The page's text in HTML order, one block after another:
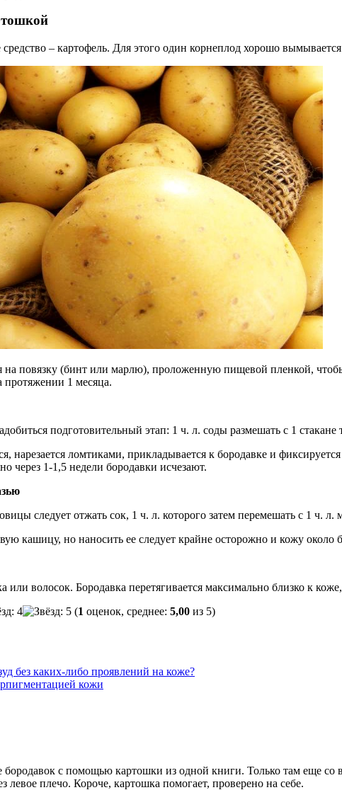
– картофель. Для этого один корнеплод хорошо
повязку (бинт или марлю), проложенную пищевой пленкой,
протяжении 1 месяца.
подготовительный этап: 1 ч. л. соды размешать с 1
нарезается ломтиками, прикладывается к бородавке и
через 1-1,5 недели бородавки исчезают.
следует отжать сок, 1 ч. л. которого затем перемешать с 1 ч.
кашицу, но наносить ее следует крайне осторожно и кожу
волосок. Бородавка перетягивается максимально близко к
(1 оценок, среднее: 5,00 из 5)
без каких-либо проявлений на коже?
кожи
бородавок с помощью картошки из одной книги. Только там еще
левое плечо. Короче, картошка помогает, проверено на себе.